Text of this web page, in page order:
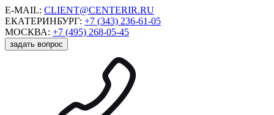
E-MAIL: CLIENT@CENTERIR.RU
ЕКАТЕРИНБУРГ: +7 (343) 236-61-05
МОСКВА: +7 (495) 268-05-45
задать вопрос